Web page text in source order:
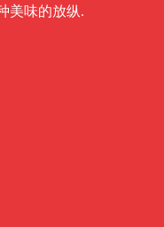
美味的放纵.